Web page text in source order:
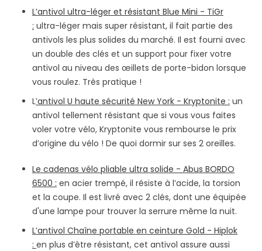
L’antivol ultra-léger et résistant Blue Mini - TiGr
: ultra-léger mais super résistant, il fait partie des
antivols les plus solides du marché. Il est fourni avec
un double des clés et un support pour fixer votre
antivol au niveau des œillets de porte-bidon lorsque
vous roulez. Très pratique !
L’antivol U haute sécurité New York - Kryptonite : un
antivol tellement résistant que si vous vous faites
voler votre vélo, Kryptonite vous rembourse le prix
d’origine du vélo ! De quoi dormir sur ses 2 oreilles.
Le cadenas vélo pliable ultra solide - Abus BORDO
6500 : en acier trempé, il résiste à l’acide, la torsion
et la coupe. Il est livré avec 2 clés, dont une équipée
d'une lampe pour trouver la serrure même la nuit.
L’antivol Chaîne portable en ceinture Gold - Hiplok
: en plus d’être résistant, cet antivol assure aussi